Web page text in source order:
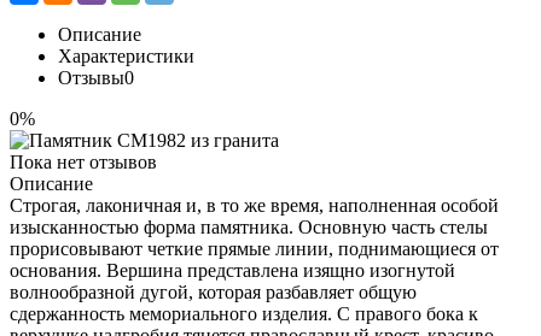
Описание
Характеристики
Отзывы0
0%
Пока нет отзывов
Описание
Строгая, лаконичная и, в то же время, наполненная особой
изысканностью форма памятника. Основную часть стелы
прорисовывают четкие прямые линии, поднимающиеся от
основания. Вершина представлена изящно изогнутой
волнообразной дугой, которая разбавляет общую
сдержанность мемориального изделия. С правого бока к